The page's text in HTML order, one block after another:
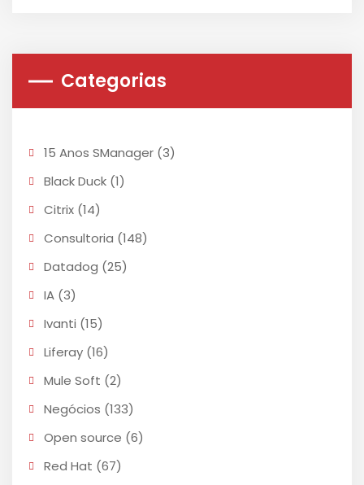
Categorias
15 Anos SManager (3)
Black Duck (1)
Citrix (14)
Consultoria (148)
Datadog (25)
IA (3)
Ivanti (15)
Liferay (16)
Mule Soft (2)
Negócios (133)
Open source (6)
Red Hat (67)